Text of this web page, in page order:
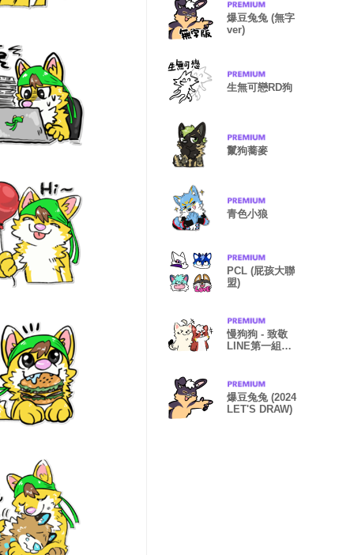
爆豆兔兔 (無字
ver)
生無可戀RD狗
鬣狗蕎麥
青色小狼
PCL (屁孩大聯
盟)
慢狗狗 - 致敬
LINE第一組貼
爆豆兔兔 (2024
LET'S DRAW)